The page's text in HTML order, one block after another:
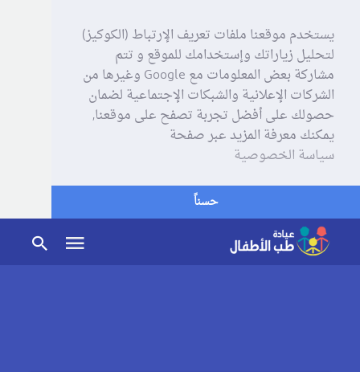
يستخدم موقعنا ملفات تعريف الإرتباط (الكوكيز)
لتحليل زياراتك وإستخدامك للموقع و تتم
مشاركة بعض المعلومات مع Google وغيرها من
الشركات الإعلانية والشبكات الإجتماعية لضمان
حصولك على أفضل تجربة تصفح على موقعنا,
يمكنك معرفة المزيد عبر صفحة
سياسة الخصوصية
حسناً